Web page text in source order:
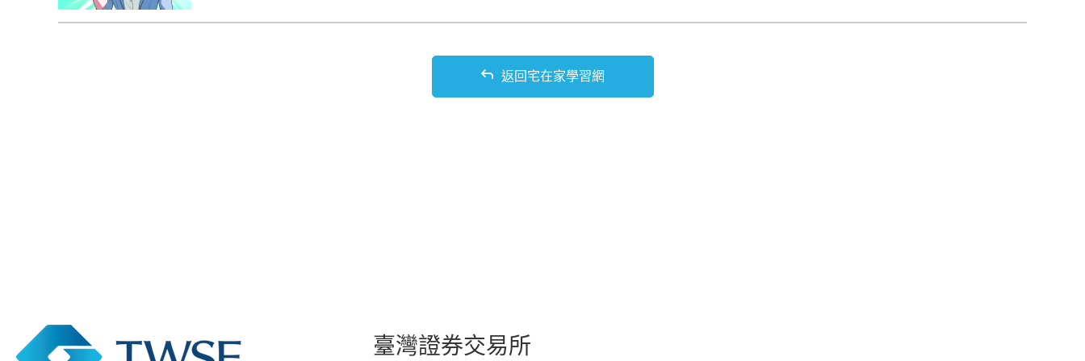
返回宅在家學習網
臺灣證券交易所